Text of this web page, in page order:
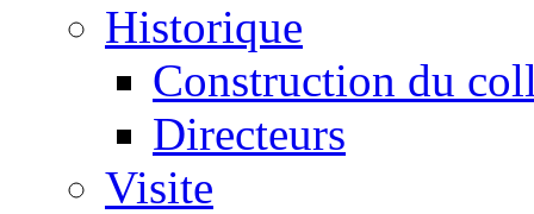
Historique
Construction du
Directeurs
Visite